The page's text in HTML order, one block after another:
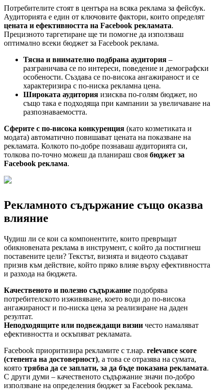
Потребителите стоят в центъра на всяка реклама за фейсбук.
Аудиторията е един от ключовите фактори, които определят
цената и ефективността на Facebook рекламата.
Прецизното таргетиране ще ти помогне да използваш
оптимално всеки бюджет за Facebook реклама.
Тясна и внимателно подбрана аудитория –
разграничава се по интереси, поведение и демографски
особености. Създава се по-висока ангажираност и се
характеризира с по-ниска рекламна цена.
Широката аудитория изисква по-голям бюджет, но
също така е подходяща при кампании за увеличаване на
разпознаваемостта.
Сферите с по-висока конкуренция (като козметиката и
модата) автоматично повишават цената на показване на
рекламата. Колкото по-добре познаваш аудиторията си,
толкова по-точно можеш да планираш своя бюджет за
Facebook реклама.
Рекламното съдържание също оказва
влияние
Чудиш ли се кои са компонентите, които превръщат
обикновената реклама в инструмент, с който да постигнеш
поставените цели? Текстът, визията и видеото създават
призив към действие, който пряко влияе върху ефективността
и разхода на бюджета.
Качественото и полезно съдържание подобрява
потребителското изживяване, което води до по-висока
ангажираност и по-ниска цена за реализиране на даден
резултат.
Неподходящите или подвеждащи визии често намаляват
ефективността и оскъпяват рекламата.
Facebook приоритизира рекламите с т.нар. relevance score
(степента на достоверност), а това се отразява на сумата,
която трябва да се заплати, за да бъде показана рекламата.
С други думи – качественото съдържание значи по-добро
използване на определения бюджет за Facebook реклама.